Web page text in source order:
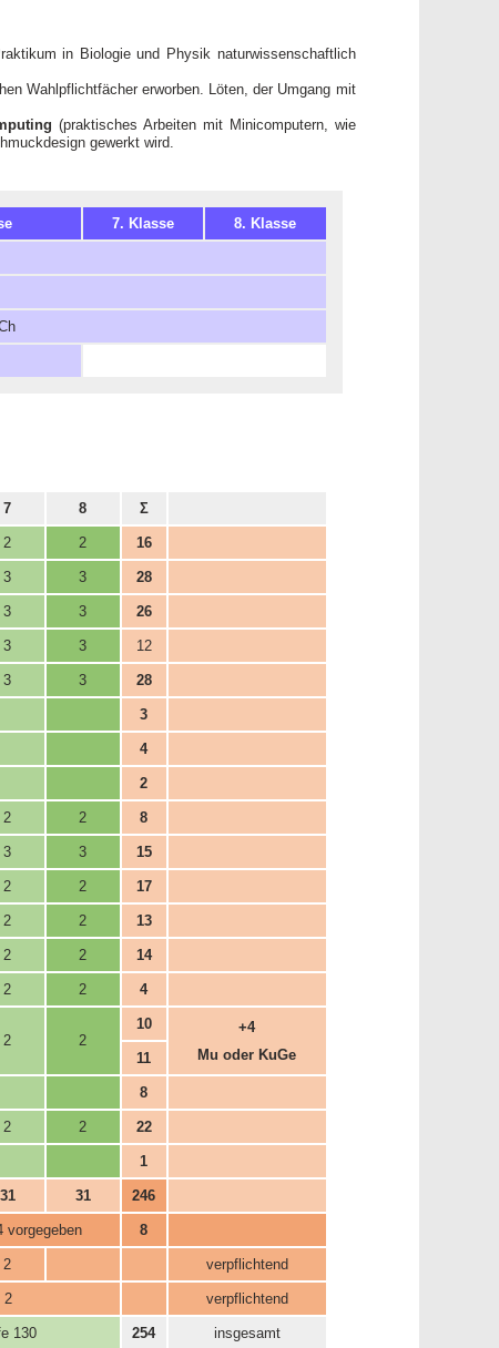
in Biologie und Physik naturwissenschaftlich
Wahlpflichtfächer erworben. Löten, der Umgang mit
(praktisches Arbeiten mit Minicomputern, wie
gewerkt wird.
7. Klasse 8. Klasse
7 8 Σ
2 2 16
3 3 28
3 3 26
3 3 12
3 3 28
3
4
2
2 2 8
3 3 15
2 2 17
2 2 13
2 2 14
2 2 4
2
2
10
+4
Mu oder KuGe
11
8
2 2 22
1
31 31 246
vorgegeben 8
2 verpflichtend
2 verpflichtend
130 254 insgesamt